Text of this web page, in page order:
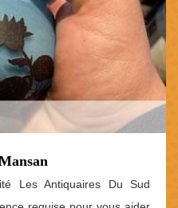
Les Antiquaires Du Sud